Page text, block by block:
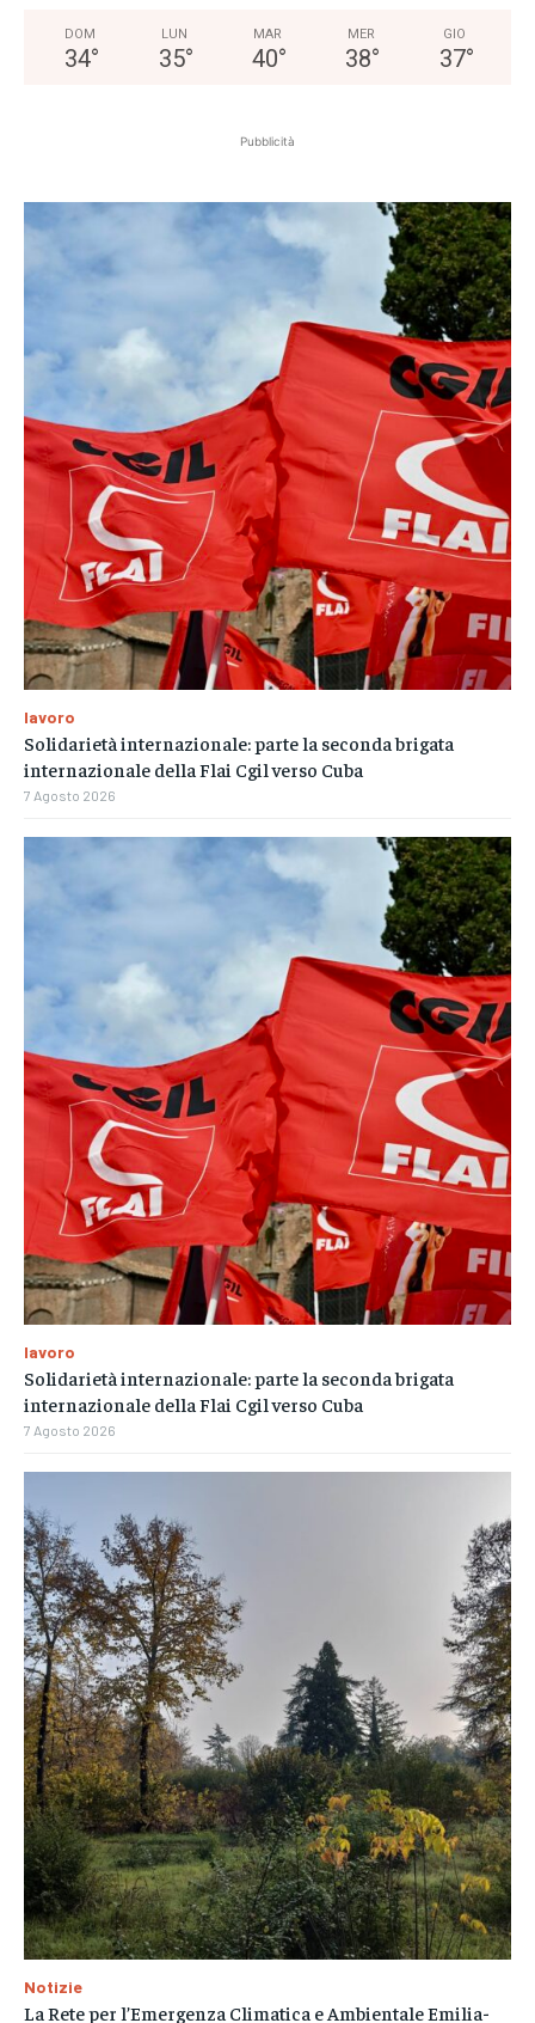
DOM
34°
LUN
35°
MAR
40°
MER
38°
GIO
37°
Pubblicità
lavoro
Solidarietà internazionale: parte la seconda brigata
internazionale della Flai Cgil verso Cuba
7 Agosto 2026
lavoro
Solidarietà internazionale: parte la seconda brigata
internazionale della Flai Cgil verso Cuba
7 Agosto 2026
Notizie
La Rete per l’Emergenza Climatica e Ambientale Emilia-